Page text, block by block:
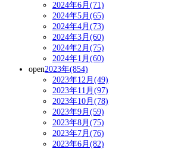
2024年6月(71)
2024年5月(65)
2024年4月(73)
2024年3月(60)
2024年2月(75)
2024年1月(60)
open2023年(854)
2023年12月(49)
2023年11月(97)
2023年10月(78)
2023年9月(59)
2023年8月(75)
2023年7月(76)
2023年6月(82)